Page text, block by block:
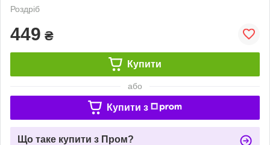
Роздріб
449 ₴
Купити
або
Купити з
Що таке купити з Пром?